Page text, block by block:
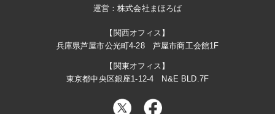
運営：株式会社まほろば
【関西オフィス】
兵庫県芦屋市公光町4-28 芦屋市商工会館1F
【関東オフィス】
東京都中央区銀座1-12-4 N&E BLD.7F